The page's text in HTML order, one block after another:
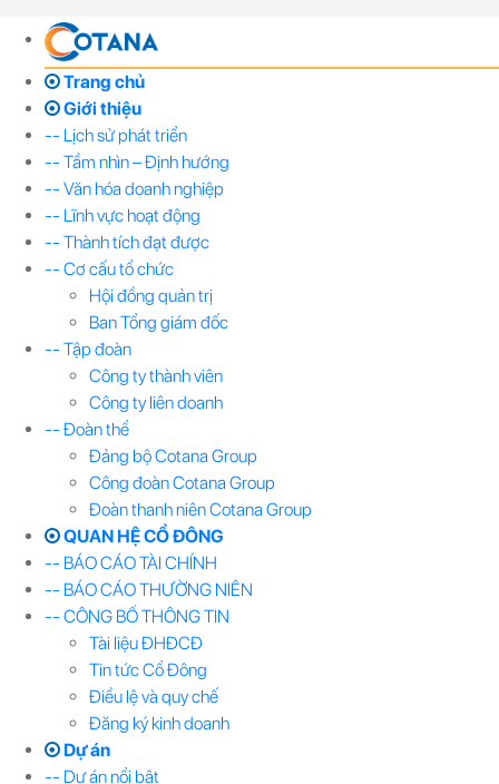
Trang chủ
Giới thiệu
-- Lịch sử phát triển
-- Tầm nhìn – Định hướng
-- Văn hóa doanh nghiệp
-- Lĩnh vực hoạt động
-- Thành tích đạt được
-- Cơ cấu tổ chức
Hội đồng quản trị
Ban Tổng giám đốc
-- Tập đoàn
Công ty thành viên
Công ty liên doanh
-- Đoàn thể
Đảng bộ Cotana Group
Công đoàn Cotana Group
Đoàn thanh niên Cotana Group
QUAN HỆ CỔ ĐÔNG
-- BÁO CÁO TÀI CHÍNH
-- BÁO CÁO THƯỜNG NIÊN
-- CÔNG BỐ THÔNG TIN
Tài liệu ĐHĐCĐ
Tin tức Cổ Đông
Điều lệ và quy chế
Đăng ký kinh doanh
Dự án
-- Dự án nổi bật